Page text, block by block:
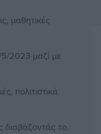
μαθητικές
2023 μαζί με
πολιτιστικά
διαβάζοντάς το.